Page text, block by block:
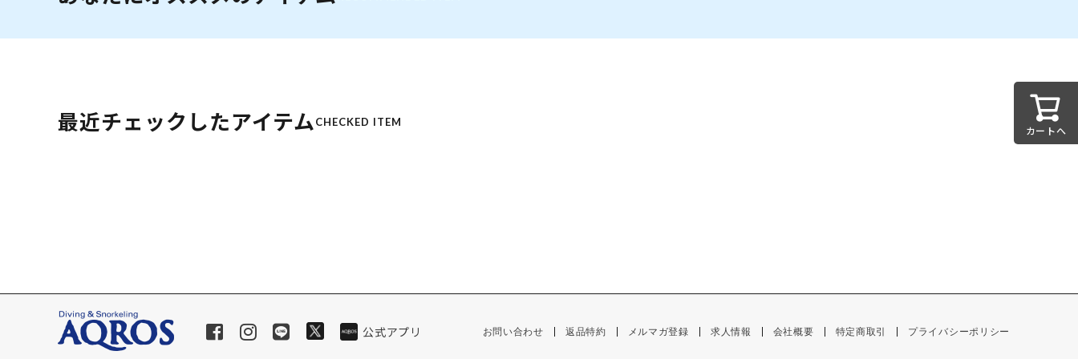
最近チェックしたアイテムCHECKED ITEM
カートへ
公式アプリ お問い合わせ 返品特約 メルマガ登録 求人情報 会社概要 特定商取引 プライバシーポリシー